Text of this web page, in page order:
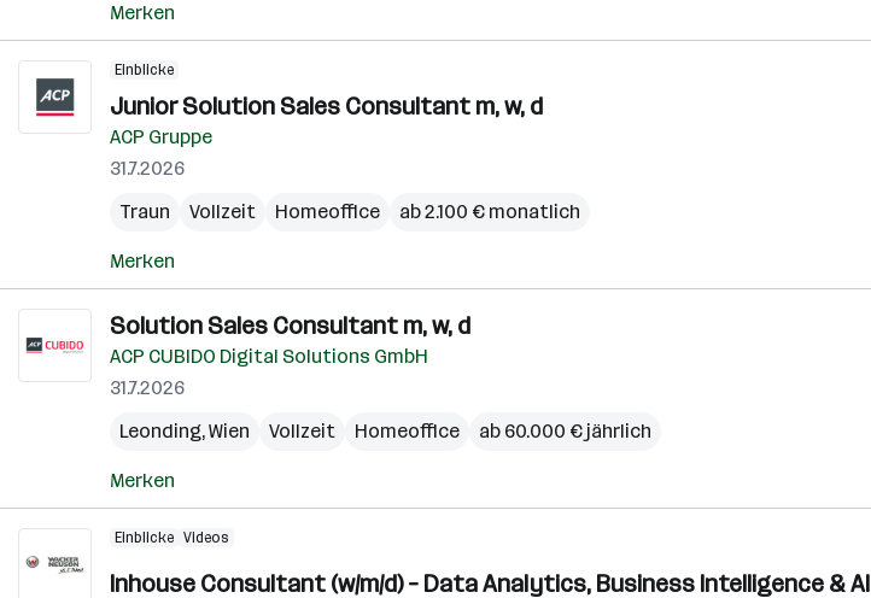
Merken
Einblicke
Junior Solution Sales Consultant m, w, d
ACP Gruppe
31.7.2026
Traun
Vollzeit Homeoffice ab 2.100 € monatlich
Merken
Solution Sales Consultant m, w, d
ACP CUBIDO Digital Solutions GmbH
31.7.2026
Leonding,Wien Vollzeit Homeoffice ab 60.000 € jährlich
Merken
Einblicke Videos
Inhouse Consultant (w/m/d) – Data Analytics, Business Intelligence & AI